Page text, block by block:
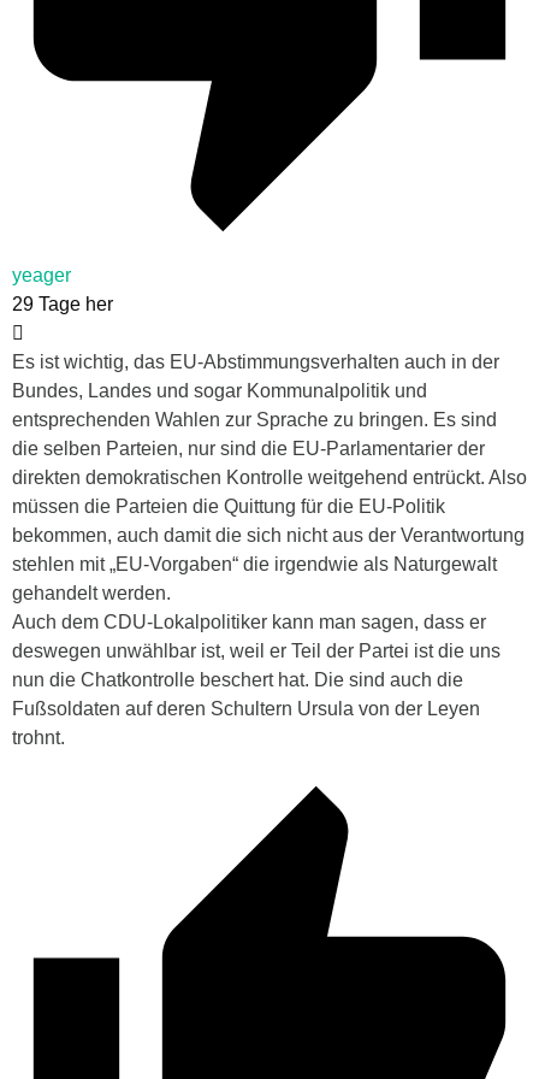
yeager
29 Tage her
Es ist wichtig, das EU-Abstimmungsverhalten auch in der
Bundes, Landes und sogar Kommunalpolitik und
entsprechenden Wahlen zur Sprache zu bringen. Es sind
die selben Parteien, nur sind die EU-Parlamentarier der
direkten demokratischen Kontrolle weitgehend entrückt. Also
müssen die Parteien die Quittung für die EU-Politik
bekommen, auch damit die sich nicht aus der Verantwortung
stehlen mit „EU-Vorgaben“ die irgendwie als Naturgewalt
gehandelt werden.
Auch dem CDU-Lokalpolitiker kann man sagen, dass er
deswegen unwählbar ist, weil er Teil der Partei ist die uns
nun die Chatkontrolle beschert hat. Die sind auch die
Fußsoldaten auf deren Schultern Ursula von der Leyen
trohnt.